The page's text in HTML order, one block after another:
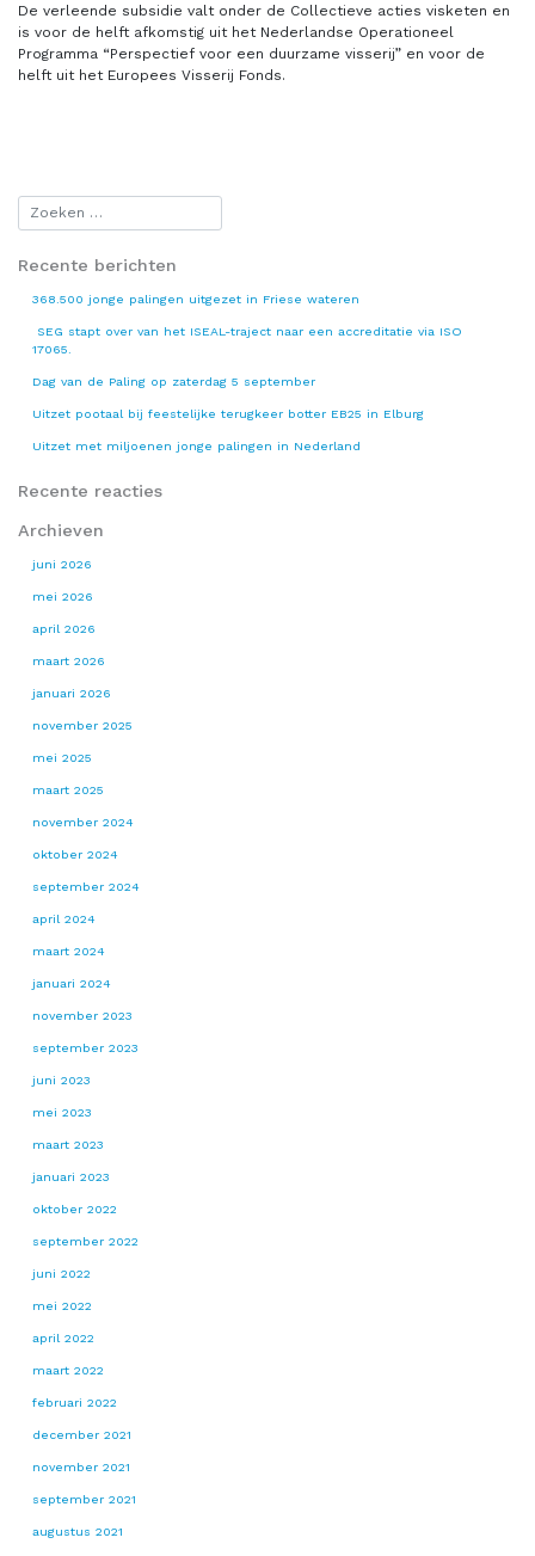
De verleende subsidie valt onder de Collectieve acties visketen en
is voor de helft afkomstig uit het Nederlandse Operationeel
Programma “Perspectief voor een duurzame visserij” en voor de
helft uit het Europees Visserij Fonds.
Recente berichten
368.500 jonge palingen uitgezet in Friese wateren
SEG stapt over van het ISEAL-traject naar een accreditatie via ISO
17065.
Dag van de Paling op zaterdag 5 september
Uitzet pootaal bij feestelijke terugkeer botter EB25 in Elburg
Uitzet met miljoenen jonge palingen in Nederland
Recente reacties
Archieven
juni 2026
mei 2026
april 2026
maart 2026
januari 2026
november 2025
mei 2025
maart 2025
november 2024
oktober 2024
september 2024
april 2024
maart 2024
januari 2024
november 2023
september 2023
juni 2023
mei 2023
maart 2023
januari 2023
oktober 2022
september 2022
juni 2022
mei 2022
april 2022
maart 2022
februari 2022
december 2021
november 2021
september 2021
augustus 2021